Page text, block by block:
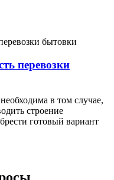
перевозки
в том случае,
строение
готовый вариант